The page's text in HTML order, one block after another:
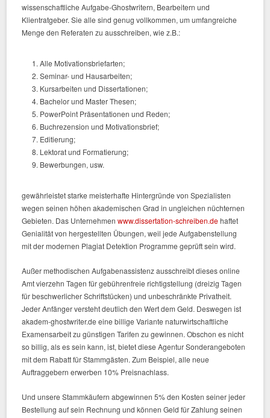
wissenschaftliche Aufgabe-Ghostwritern, Bearbeitern und
Klientratgeber. Sie alle sind genug vollkommen, um umfangreiche
Menge den Referaten zu ausschreiben, wie z.B.:
Alle Motivationsbriefarten;
Seminar- und Hausarbeiten;
Kursarbeiten und Dissertationen;
Bachelor und Master Thesen;
PowerPoint Präsentationen und Reden;
Buchrezension und Motivationsbrief;
Editierung;
Lektorat und Formatierung;
Bewerbungen, usw.
gewährleistet starke meisterhafte Hintergründe von Spezialisten
wegen seinen höhen akademischen Grad in ungleichen nüchternen
Gebieten. Das Unternehmenwww.dissertation-schreiben.dehaftet
Genialität von hergestellten Übungen, weil jede Aufgabenstellung
mit der modernen Plagiat Detektion Programme geprüft sein wird.
Außer methodischen Aufgabenassistenz ausschreibt dieses online
Amt vierzehn Tagen für gebührenfreie richtigstellung (dreizig Tagen
für beschwerlicher Schriftstücken) und unbeschränkte Privatheit.
Jeder Anfänger versteht deutlich den Wert dem Geld. Deswegen ist
akadem-ghostwriter.de eine billige Variante naturwirtschaftliche
Examensarbeit zu günstigen Tarifen zu gewinnen. Obschon es nicht
so billig, als es sein kann, ist, bietet diese Agentur Sonderangeboten
mit dem Rabatt für Stammgästen. Zum Beispiel, alle neue
Auftraggebern erwerben 10% Preisnachlass.
Und unsere Stammkäufern abgewinnen 5% den Kosten seiner jeder
Bestellung auf sein Rechnung und können Geld für Zahlung seinen